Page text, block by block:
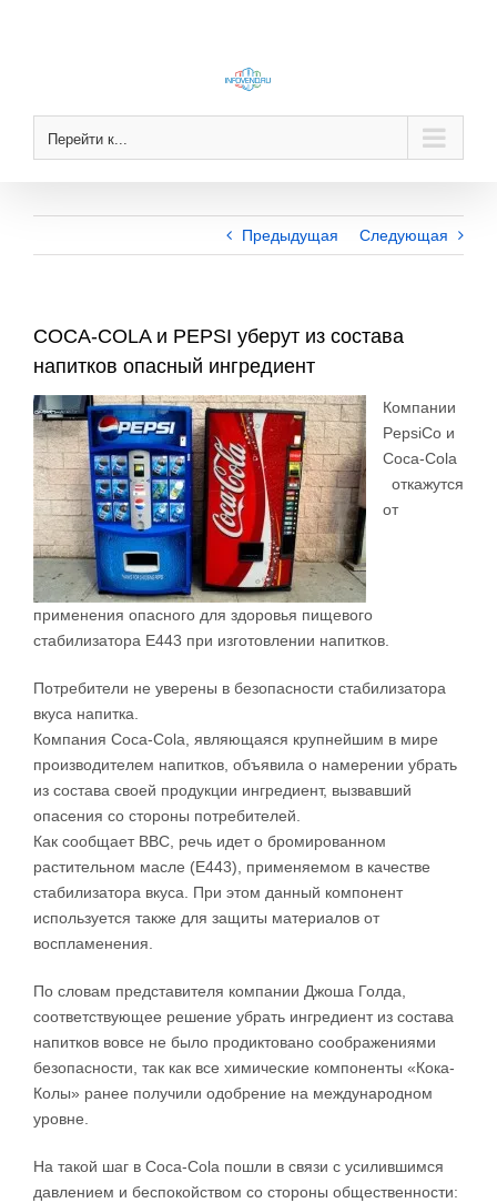
Перейти к...
Предыдущая Следующая
COCA-COLA и PEPSI уберут из состава
напитков опасный ингредиент
Компании
PepsiCo и
Coca-Cola
откажутся
от
применения опасного для здоровья пищевого
стабилизатора Е443 при изготовлении напитков.
Потребители не уверены в безопасности стабилизатора
вкуса напитка.
Компания Coca-Cola, являющаяся крупнейшим в мире
производителем напитков, объявила о намерении убрать
из состава своей продукции ингредиент, вызвавший
опасения со стороны потребителей.
Как сообщает BBC, речь идет о бромированном
растительном масле (Е443), применяемом в качестве
стабилизатора вкуса. При этом данный компонент
используется также для защиты материалов от
воспламенения.
По словам представителя компании Джоша Голда,
соответствующее решение убрать ингредиент из состава
напитков вовсе не было продиктовано соображениями
безопасности, так как все химические компоненты «Кока-
Колы» ранее получили одобрение на международном
уровне.
На такой шаг в Coca-Cola пошли в связи с усилившимся
давлением и беспокойством со стороны общественности: